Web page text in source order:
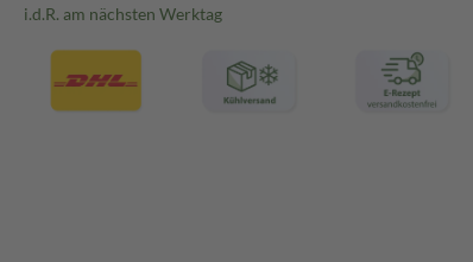
i.d.R. am nächsten Werktag